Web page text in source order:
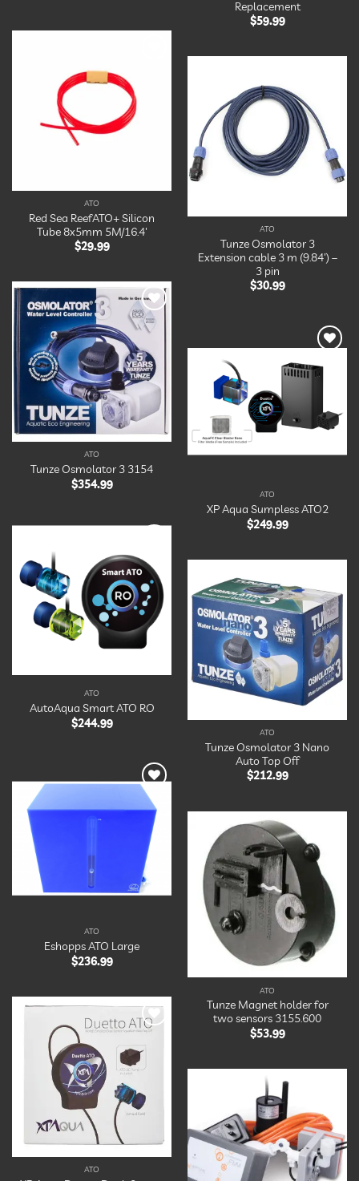
Replacement
$59.99
d’envies
ATO
Red Sea ReefATO+ Silicon
Tube 8x5mm 5M/16.4′
$29.99
liste
d’envies
ATO
Tunze Osmolator 3
Extension cable 3 m (9.84′) –
3 pin
$30.99
Ajouter
à la
d’envies
ATO
Tunze Osmolator 3 3154
$354.99
Ajouter
à la
ATO
XP Aqua Sumpless ATO2
$249.99
Ajouter
à la
liste
d’envies
ATO
AutoAqua Smart ATO RO
$244.99
Ajouter
à la
liste
d’envies
ATO
Tunze Osmolator 3 Nano
Auto Top Off
$212.99
Ajouter
à la
liste
d’envies
ATO
Eshopps ATO Large
$236.99
Ajouter
à la
liste
d’envies
ATO
Tunze Magnet holder for
two sensors 3155.600
$53.99
Ajouter
à la
liste
d’envies
ATO
à la
liste
d’envies